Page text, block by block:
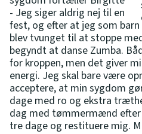
- Jeg siger aldrig nej til en
fest, og efter at jeg som barn
blev tvunget til at stoppe
begyndt at danse Zumba.
for kroppen, men det giver
energi. Jeg skal bare være
acceptere, at min sygdom
dage med ro og ekstra
dag med tømmermænd
tre dage og restituere mig.